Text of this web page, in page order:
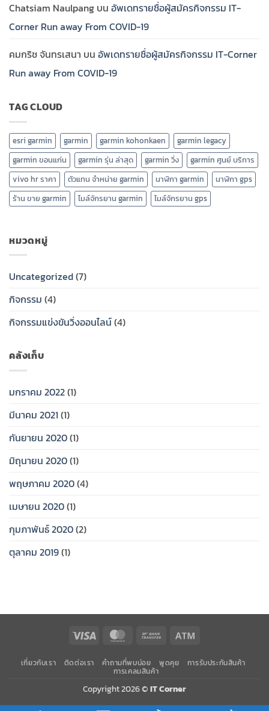
Chatsiam Naulpang บน อัพเดทรายชื่อผู้สมัครกิจกรรม IT-
Corner Run away From COVID-19
คมกริช จันทรเสนา บน อัพเดทรายชื่อผู้สมัครกิจกรรม IT-Corner
Run away From COVID-19
TAG CLOUD
esri garmin garmin garmin kohonkaen
garmin legacy
garmin ขอนแก่น
garmin รุ่น ล่าสุด garmin วิ่ง
garmin ศูนย์ บริการ
vivo hr ราคา
ตัวแทน จำหน่าย garmin นาฬิกา garmin
นาฬิกา gps
ร้าน ขาย garmin
ไมล์จักรยาน garmin ไมล์จักรยาน gps
หมวดหมู่
Uncategorized(7)
กิจกรรม (4)
กิจกรรมแข่งขันวิ่งออนไลน์(4)
คลังเก็บ
มกราคม 2022(1)
มีนาคม 2021 (1)
กันยายน 2020(1)
มิถุนายน 2020(1)
พฤษภาคม 2020(4)
เมษายน 2020(1)
กุมภาพันธ์ 2020(2)
ตุลาคม 2019(1)
Visa MasterCard Bank
เกี่ยวกับเรา ติดต่อเรา คำถามที่พบบ่อย พูดคุย การรับประกันสินค้า
การเคลมสินค้า
Copyright 2026 ©IT Corner